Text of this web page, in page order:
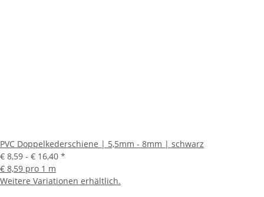
PVC Doppelkederschiene | 5,5mm - 8mm | schwarz
€ 8,59 - € 16,40 *
€ 8,59 pro 1 m
Weitere Variationen erhältlich.